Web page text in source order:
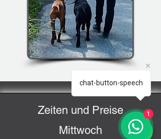
Zeiten und Preise
Mittwoch
chat-button-speech
1